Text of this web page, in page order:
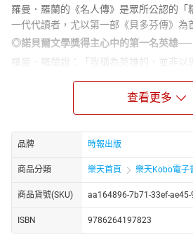
羅曼．羅蘭的《名人傳》是眾所公認的「
一代代讀者，尤以第一部《貝多芬傳》為
◎諾貝爾文學獎得主心中的第一名英雄
羅曼．羅蘭說：「我稱為英雄的，並非以
與純潔的貝多芬。……他分贈我們的是一
為了「完成介紹的責任」，傅雷特別撰寫
◎法文翻譯泰斗原始全譯本
傅雷1942年原始譯本，原汁原味，典藏唯
【作者簡介】
查看更多
品牌 時報出版
商品分類 樂天首頁 樂天Kobo電子
商品貨號(SKU) aa164896-7b71-33ef-
ISBN 9786264197823